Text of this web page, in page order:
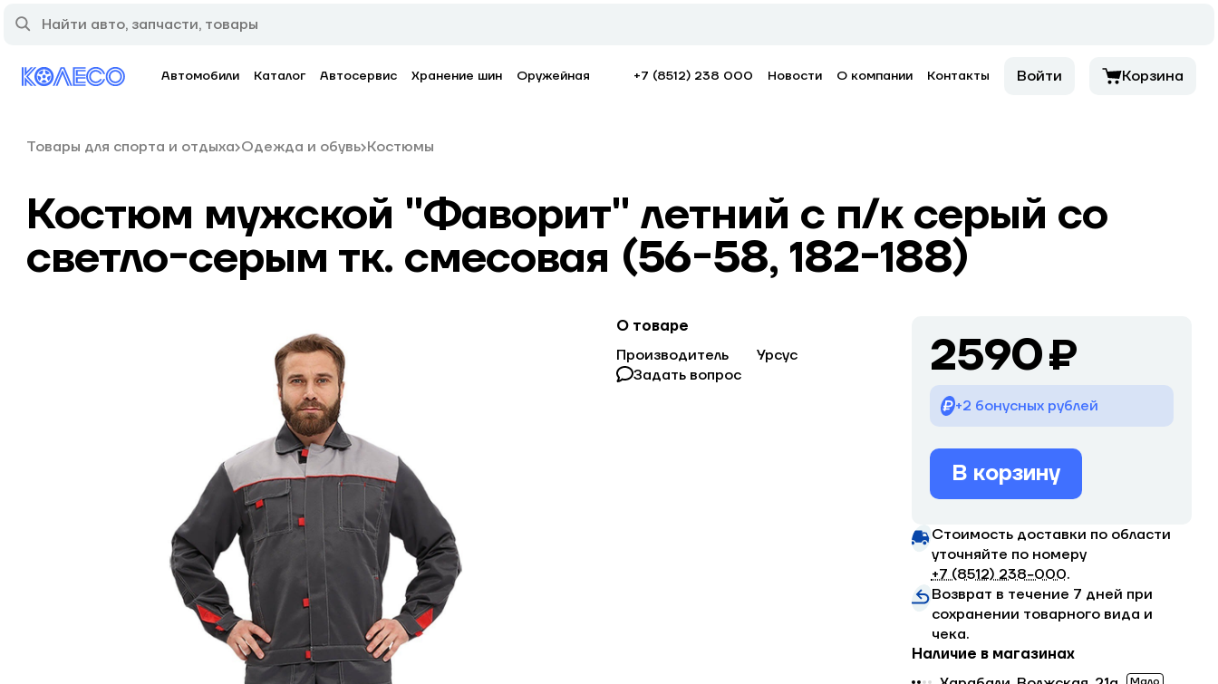
Автомобили Каталог Автосервис Хранение шин Оружейная +7 (8512) 238 000 Новости О компании Контакты Войти Корзина
Товары для спорта и отдыха Одежда и обувь Костюмы
Костюм мужской "Фаворит" летний с п/к серый со
светло-серым тк. смесовая (56-58, 182-188)
О товаре
Производитель
Урсус
Задать вопрос
2590 ₽
+2 бонусных рублей
В корзину
Стоимость доставки по области
уточняйте по номеру
+7 (8512) 238−000.
Возврат в течение 7 дней при
сохранении товарного вида и
чека.
Наличие в магазинах